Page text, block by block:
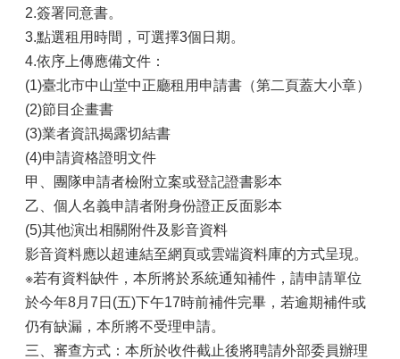
2.簽署同意書。
3.點選租用時間，可選擇3個日期。
4.依序上傳應備文件：
(1)臺北市中山堂中正廳租用申請書（第二頁蓋大小章）
(2)節目企畫書
(3)業者資訊揭露切結書
(4)申請資格證明文件
甲、團隊申請者檢附立案或登記證書影本
乙、個人名義申請者附身份證正反面影本
(5)其他演出相關附件及影音資料
影音資料應以超連結至網頁或雲端資料庫的方式呈現。
※若有資料缺件，本所將於系統通知補件，請申請單位
於今年8月7日(五)下午17時前補件完畢，若逾期補件或
仍有缺漏，本所將不受理申請。
三、審查方式：本所於收件截止後將聘請外部委員辦理